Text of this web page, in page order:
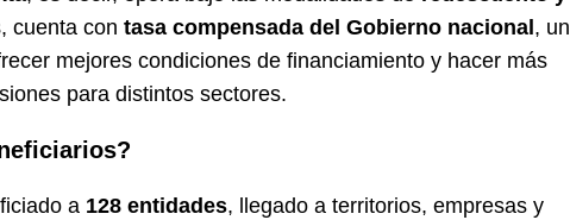
cuenta con tasa compensada del Gobierno nacional , un
mejores condiciones de financiamiento y hacer más
para distintos sectores.
a 128 entidades, llegado a territorios, empresas y